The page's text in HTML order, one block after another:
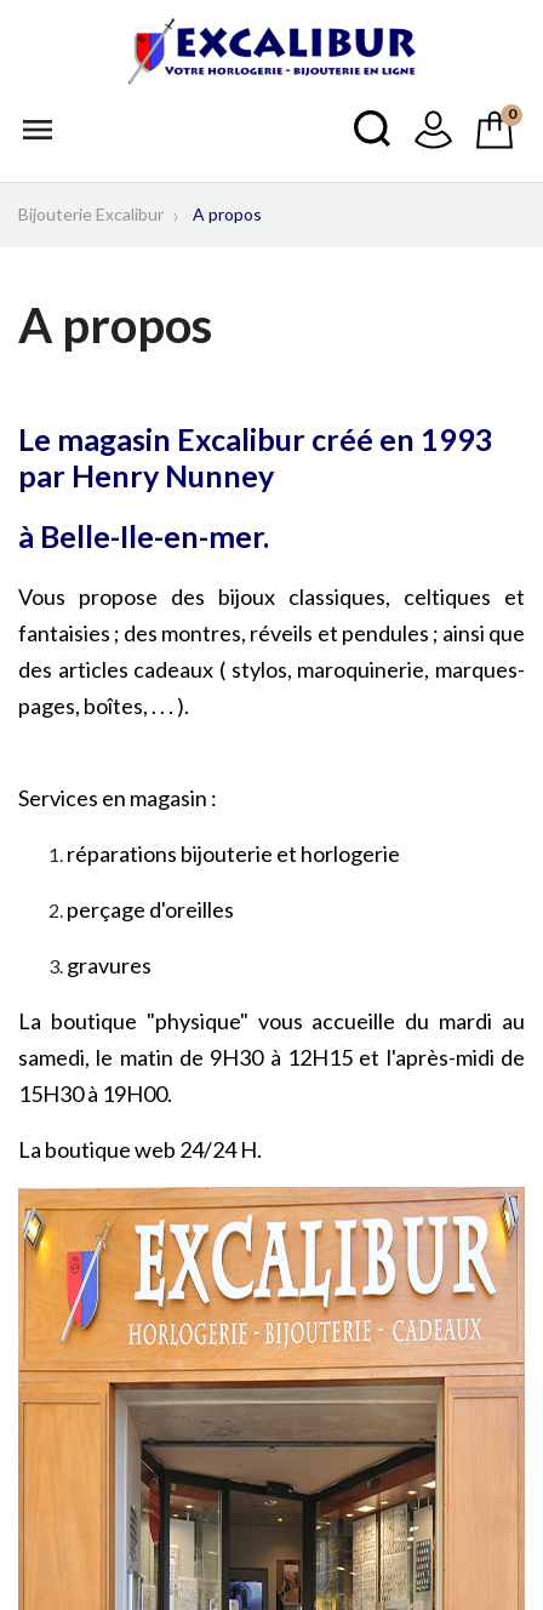
 0
Bijouterie Excalibur A propos
A propos
Le magasin Excalibur créé en 1993
par Henry Nunney
à Belle-Ile-en-mer.
Vous propose des bijoux classiques, celtiques et
fantaisies ; des montres, réveils et pendules ; ainsi que
des articles cadeaux ( stylos, maroquinerie, marques-
pages, boîtes, . . . ).
Services en magasin :
réparations bijouterie et horlogerie
perçage d'oreilles
gravures
La boutique "physique" vous accueille du mardi au
samedi, le matin de 9H30 à 12H15 et l'après-midi de
15H30 à 19H00.
La boutique web 24/24 H.